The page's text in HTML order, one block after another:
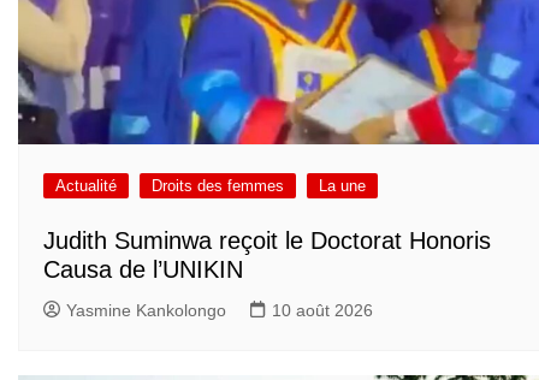
Actualité Droits des femmes La une
Judith Suminwa reçoit le Doctorat Honoris
Causa de l’UNIKIN
Yasmine Kankolongo 10 août 2026